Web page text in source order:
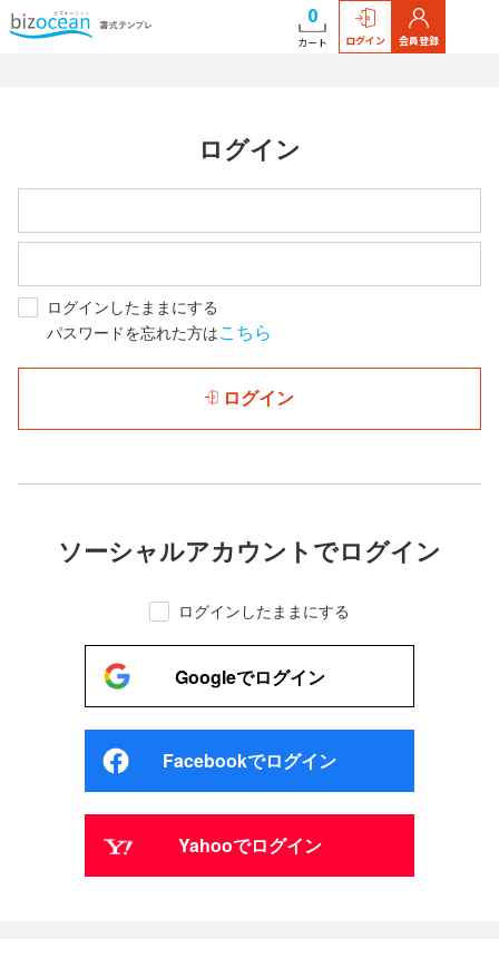
0
カート ログイン 会員登録
ログイン
ログインしたままにする
パスワードを忘れた方はこちら
ログイン
ソーシャルアカウントでログイン
ログインしたままにする
Googleでログイン
Facebookでログイン
Yahooでログイン